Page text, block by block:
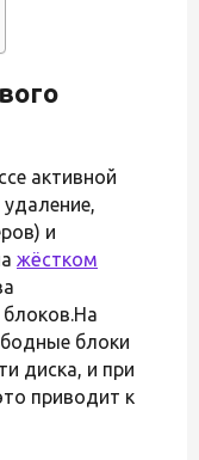
активной
и
жёстком
блоки
диска, и при
приводит к